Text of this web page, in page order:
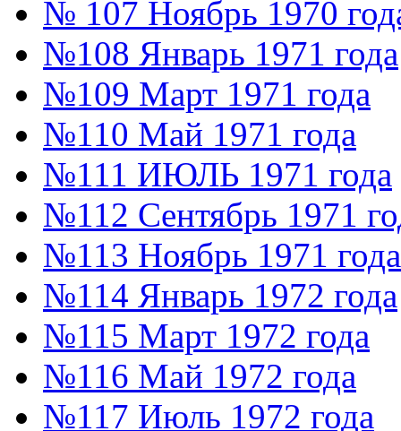
№ 107 Ноябрь 1970
№108 Январь 1971 года
№109 Март 1971 года
№110 Май 1971 года
№111 ИЮЛЬ 1971 года
№112 Сентябрь 1971
№113 Ноябрь 1971 года
№114 Январь 1972 года
№115 Март 1972 года
№116 Май 1972 года
№117 Июль 1972 года